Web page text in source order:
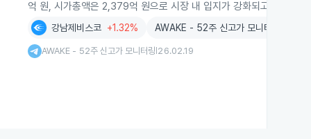
억 원, 시가총액은 2,379억 원으로 시장 내 입지가 강화되고 있습니다.
강남제비스코 +1.32% AWAKE - 52주 신고가 모니터링
AWAKE - 52주 신고가 모니터링 26.02.19